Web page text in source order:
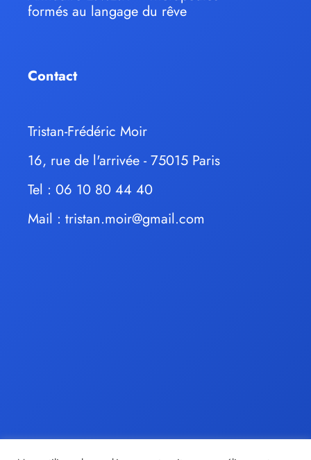
formés au langage du rêve
Contact
Tristan-Frédéric Moir
16, rue de l'arrivée - 75015 Paris
Tel : 06 10 80 44 40
Mail : tristan.moir@gmail.com